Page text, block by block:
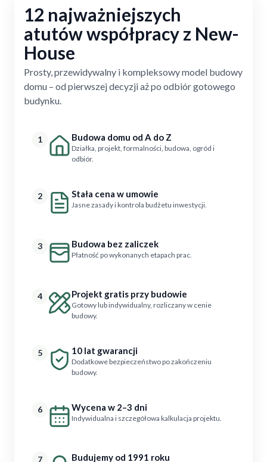
12 najważniejszych
atutów współpracy z New-
House
Prosty, przewidywalny i kompleksowy model budowy
domu – od pierwszej decyzji aż po odbiór gotowego
budynku.
1 Budowa domu od A do Z
Działka, projekt, formalności, budowa, ogród i
odbiór.
2 Stała cena w umowie
Jasne zasady i kontrola budżetu inwestycji.
3 Budowa bez zaliczek
Płatność po wykonanych etapach prac.
4 Projekt gratis przy budowie
Gotowy lub indywidualny, rozliczany w cenie
budowy.
5 10 lat gwarancji
Dodatkowe bezpieczeństwo po zakończeniu
budowy.
6 Wycena w 2–3 dni
Indywidualna i szczegółowa kalkulacja projektu.
7 Budujemy od 1991 roku